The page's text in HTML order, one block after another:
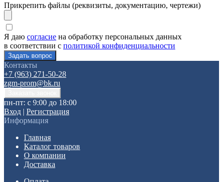
Прикрепить файлы (реквизиты, документацию, чертежи)
Я даю согласие на обработку персональных данных
в соответствии с политикой конфиденциальности
Контакты
+7 (963) 271-50-28
zgm-prom@bk.ru
пн-пт: с 9:00 до 18:00
Вход | Регистрация
Информация
Главная
Каталог товаров
О компании
Доставка